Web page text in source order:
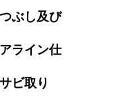
ぶし及び
ライン仕
ビ取り